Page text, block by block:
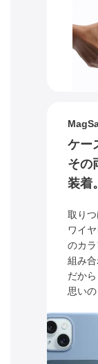
ケー
その
装着。
取り
ワイ
のカラ
組み
だか
思い